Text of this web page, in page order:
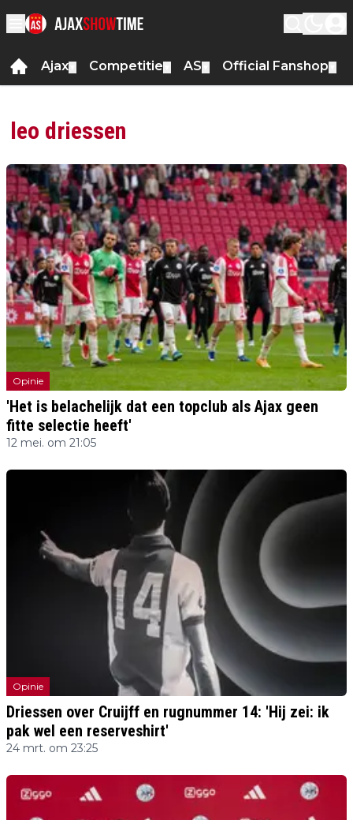
Ajax Competitie AS Official Fanshop
leo driessen
Opinie
'Het is belachelijk dat een topclub als Ajax geen
fitte selectie heeft'
12 mei. om 21:05
Opinie
Driessen over Cruijff en rugnummer 14: 'Hij zei: ik
pak wel een reserveshirt'
24 mrt. om 23:25